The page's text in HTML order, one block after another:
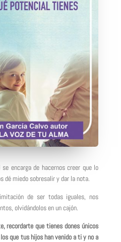
encarga de hacernos creer que lo
dé miedo sobresalir y dar la nota.
de ser todas iguales, nos
olvidándolos en un cajón.
recordarte que tienes dones únicos
que tus hijos han venido a ti y no a